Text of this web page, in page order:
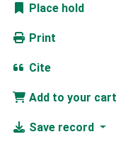
Place hold
Print
Cite
Add to your cart
Save record